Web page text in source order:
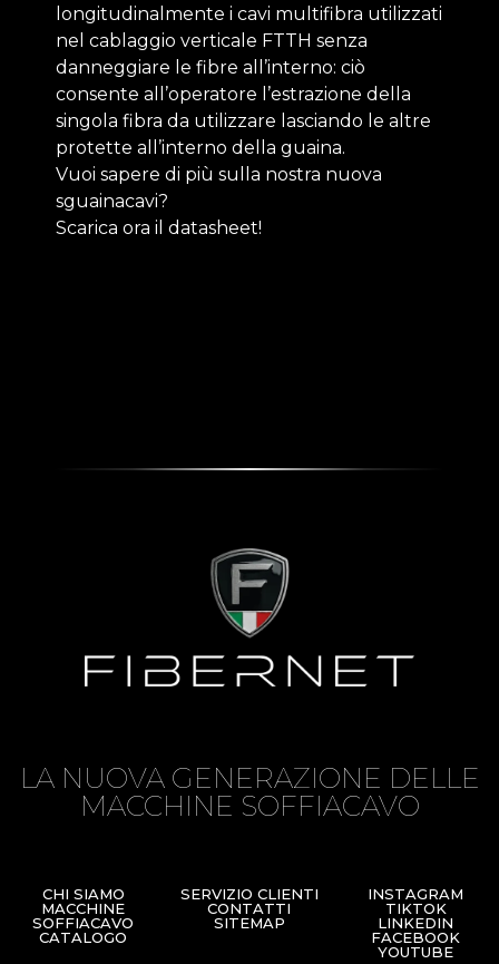
longitudinalmente i cavi multifibra utilizzati
nel cablaggio verticale FTTH senza
danneggiare le fibre all’interno: ciò
consente all’operatore l’estrazione della
singola fibra da utilizzare lasciando le altre
protette all’interno della guaina.
Vuoi sapere di più sulla nostra nuova
sguainacavi?
Scarica ora il datasheet!
LA NUOVA GENERAZIONE DELLE
MACCHINE SOFFIACAVO
CHI SIAMO
MACCHINE
SOFFIACAVO
CATALOGO
SERVIZIO CLIENTI
CONTATTI
SITEMAP
INSTAGRAM
TIKTOK
LINKEDIN
FACEBOOK
YOUTUBE